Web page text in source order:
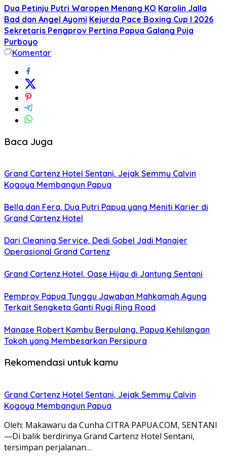
Dua Petinju Putri Waropen Menang KO Karolin Jalla
Bad dan Angel Ayomi Kejurda Pace Boxing Cup I 2026
Sekretaris Pengprov Pertina Papua Galang Puja
Purboyo
Komentar
Baca Juga
Grand Cartenz Hotel Sentani, Jejak Semmy Calvin
Kogoya Membangun Papua
Bella dan Fera, Dua Putri Papua yang Meniti Karier di
Grand Cartenz Hotel
Dari Cleaning Service, Dedi Gobel Jadi Manajer
Operasional Grand Cartenz
Grand Cartenz Hotel, Oase Hijau di Jantung Sentani
Pemprov Papua Tunggu Jawaban Mahkamah Agung
Terkait Sengketa Ganti Rugi Ring Road
Manase Robert Kambu Berpulang, Papua Kehilangan
Tokoh yang Membesarkan Persipura
Rekomendasi untuk kamu
Grand Cartenz Hotel Sentani, Jejak Semmy Calvin
Kogoya Membangun Papua
Oleh: Makawaru da Cunha CITRA PAPUA.COM, SENTANI
—Di balik berdirinya Grand Cartenz Hotel Sentani,
tersimpan perjalanan…